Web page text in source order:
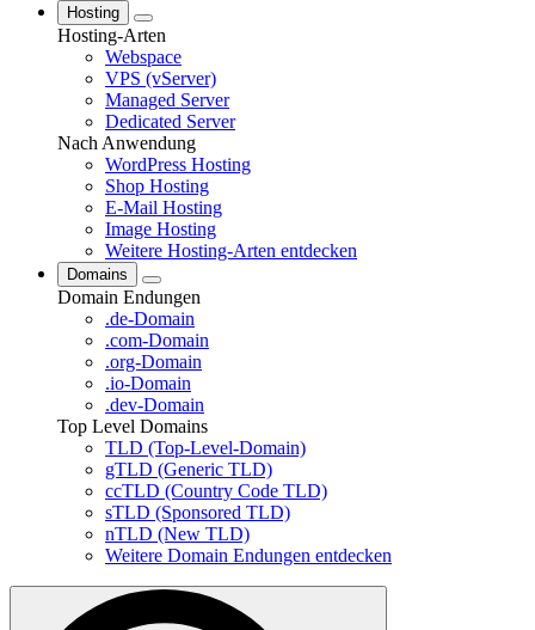
Hosting
Hosting-Arten
Webspace
VPS (vServer)
Managed Server
Dedicated Server
Nach Anwendung
WordPress Hosting
Shop Hosting
E-Mail Hosting
Image Hosting
Weitere Hosting-Arten entdecken
Domains
Domain Endungen
.de-Domain
.com-Domain
.org-Domain
.io-Domain
.dev-Domain
Top Level Domains
TLD (Top-Level-Domain)
gTLD (Generic TLD)
ccTLD (Country Code TLD)
sTLD (Sponsored TLD)
nTLD (New TLD)
Weitere Domain Endungen entdecken